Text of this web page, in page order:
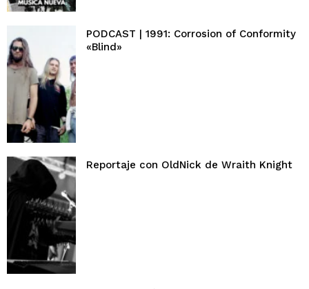
PODCAST | 1991: Corrosion of Conformity
«Blind»
Reportaje con OldNick de Wraith Knight